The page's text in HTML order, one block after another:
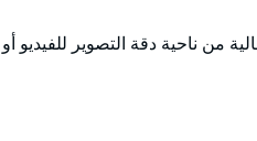
ناحية دقة التصوير للفيديو أو